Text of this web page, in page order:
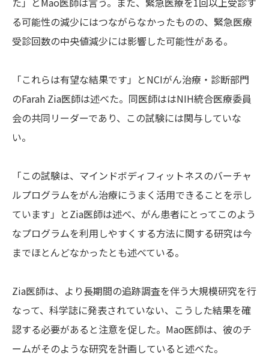
る可能性の減少にはつながらなかったものの、緊急医療
受診回数の中央値減少には影響した可能性がある。
「これらは有望な結果です」とNCIがん治療・診断部門
のFarah Zia医師は述べた。同医師ははNIH統合医療委員
会の共同リーダーであり、この試験には関与していな
い。
「この試験は、マインドボディフィットネスのバーチャ
ルプログラムをがん治療にうまく活用できることを示し
ています」とZia医師は述べ、がん患者にとってこのよう
なプログラムを利用しやすくする方法に関する研究は今
までほとんどなかったとも述べている。
Zia医師は、より長期間の追跡調査を伴う大規模研究を行
なって、科学誌に発表されていない、こうした結果を確
認する必要があると注意を促した。Mao医師は、彼のチ
ームがそのような研究を計画していると述べた。